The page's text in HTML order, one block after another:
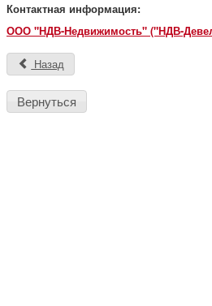
Контактная информация:
ООО "НДВ-Недвижимость" ("НДВ-
Назад
Вернуться